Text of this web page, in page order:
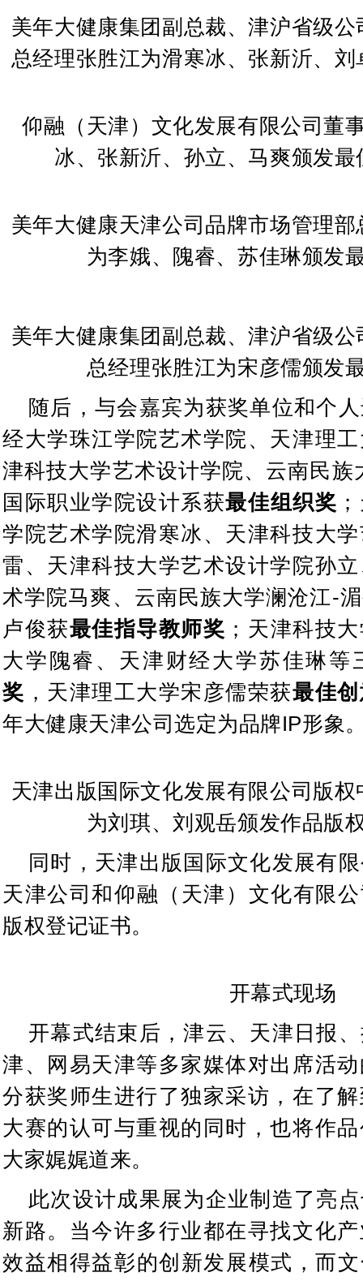
美年大健康集团副总裁、津沪省级
总经理张胜江为滑寒冰、张新沂、
仰融（天津）文化发展有限公司董
冰、张新沂、孙立、马爽颁发
美年大健康天津公司品牌市场管理
为李娥、隗睿、苏佳琳颁发
美年大健康集团副总裁、津沪省级
总经理张胜江为宋彦儒颁发
随后，与会嘉宾为获奖单位和个
经大学珠江学院艺术学院、天津理
津科技大学艺术设计学院、云南民族
国际职业学院设计系获最佳组织奖
学院艺术学院滑寒冰、天津科技大
雷、天津科技大学艺术设计学院孙
术学院马爽、云南民族大学澜沧江-
卢俊获最佳指导教师奖 ；天津科技
大学隗睿、天津财经大学苏佳琳等
奖 ，天津理工大学宋彦儒荣获最佳
年大健康天津公司选定为品牌IP形象
天津出版国际文化发展有限公司版
为刘琪、刘观岳颁发作品版
同时，天津出版国际文化发展有
天津公司和仰融（天津）文化有限
版权登记证书。
开幕式现场
开幕式结束后，津云、天津日报
津、网易天津等多家媒体对出席活
分获奖师生进行了独家采访，在了
大赛的认可与重视的同时，也将作
大家娓娓道来。
此次设计成果展为企业制造了亮
新路。当今许多行业都在寻找文化
效益相得益彰的创新发展模式，而